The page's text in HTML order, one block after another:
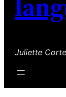
Juliette